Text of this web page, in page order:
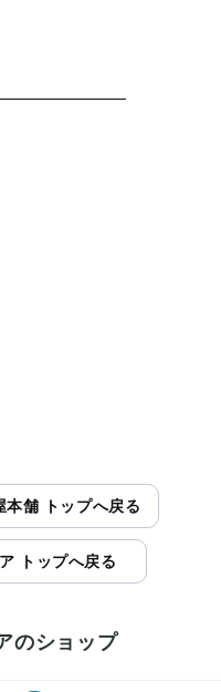
本舗 トップへ戻る
トップへ戻る
のショップ